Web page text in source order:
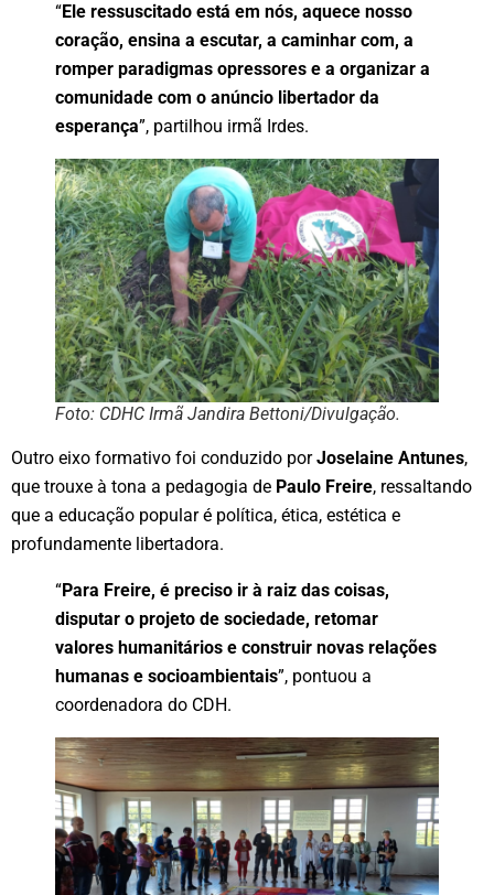
“Ele ressuscitado está em nós, aquece nosso
coração, ensina a escutar, a caminhar com, a
romper paradigmas opressores e a organizar a
comunidade com o anúncio libertador da
esperança”, partilhou irmã Irdes.
Foto: CDHC Irmã Jandira Bettoni/Divulgação.
Outro eixo formativo foi conduzido porJoselaine Antunes,
que trouxe à tona a pedagogia de Paulo Freire, ressaltando
que a educação popular é política, ética, estética e
profundamente libertadora.
“Para Freire, é preciso ir à raiz das coisas,
disputar o projeto de sociedade, retomar
valores humanitários e construir novas relações
humanas e socioambientais”, pontuou a
coordenadora do CDH.